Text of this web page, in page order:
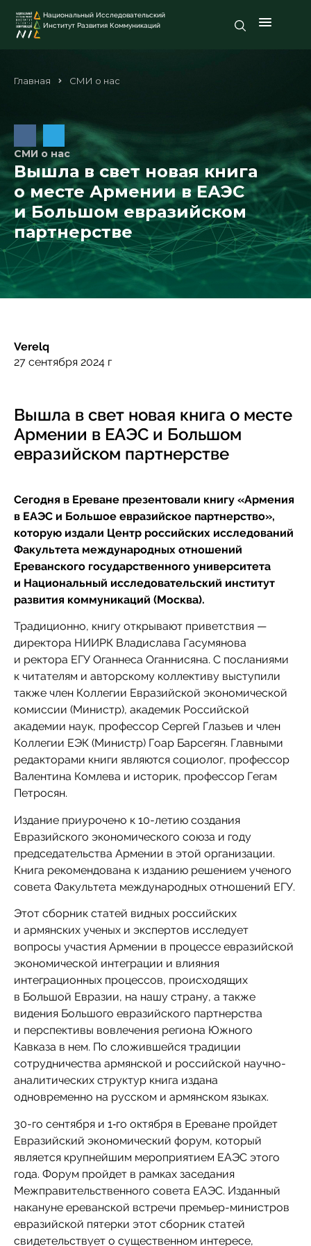
Национальный Исследовательский
Институт Развития Коммуникаций
Главная СМИ о нас
СМИ о нас
Вышла в свет новая книга
о месте Армении в ЕАЭС
и Большом евразийском
партнерстве
Verelq
27 сентября 2024 г
Вышла в свет новая книга о месте
Армении в ЕАЭС и Большом
евразийском партнерстве
Сегодня в Ереване презентовали книгу «Армения
в ЕАЭС и Большое евразийское партнерство»,
которую издали Центр российских исследований
Факультета международных отношений
Ереванского государственного университета
и Национальный исследовательский институт
развития коммуникаций (Москва).
Традиционно, книгу открывают приветствия —
директора НИИРК Владислава Гасумянова
и ректора ЕГУ Оганнеса Оганнисяна. С посланиями
к читателям и авторскому коллективу выступили
также член Коллегии Евразийской экономической
комиссии (Министр), академик Российской
академии наук, профессор Сергей Глазьев и член
Коллегии ЕЭК (Министр) Гоар Барсегян. Главными
редакторами книги являются социолог, профессор
Валентина Комлева и историк, профессор Гегам
Петросян.
Издание приурочено к 10-летию создания
Евразийского экономического союза и году
председательства Армении в этой организации.
Книга рекомендована к изданию решением ученого
совета Факультета международных отношений ЕГУ.
Этот сборник статей видных российских
и армянских ученых и экспертов исследует
вопросы участия Армении в процессе евразийской
экономической интеграции и влияния
интеграционных процессов, происходящих
в Большой Евразии, на нашу страну, а также
видения Большого евразийского партнерства
и перспективы вовлечения региона Южного
Кавказа в нем. По сложившейся традиции
сотрудничества армянской и российской научно-
аналитических структур книга издана
одновременно на русском и армянском языках.
30-го сентября и 1‑го октября в Ереване пройдет
Евразийский экономический форум, который
является крупнейшим мероприятием ЕАЭС этого
года. Форум пройдет в рамках заседания
Межправительственного совета ЕАЭС. Изданный
накануне ереванской встречи премьер-министров
евразийской пятерки этот сборник статей
свидетельствует о существенном интересе,